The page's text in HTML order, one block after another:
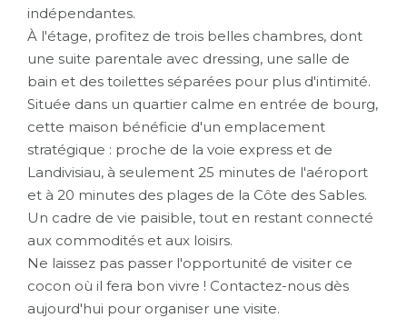
indépendantes.
À l'étage, profitez de trois belles chambres, dont
une suite parentale avec dressing, une salle de
bain et des toilettes séparées pour plus d'intimité.
Située dans un quartier calme en entrée de bourg,
cette maison bénéficie d'un emplacement
stratégique : proche de la voie express et de
Landivisiau, à seulement 25 minutes de l'aéroport
et à 20 minutes des plages de la Côte des Sables.
Un cadre de vie paisible, tout en restant connecté
aux commodités et aux loisirs.
Ne laissez pas passer l'opportunité de visiter ce
cocon où il fera bon vivre ! Contactez-nous dès
aujourd'hui pour organiser une visite.